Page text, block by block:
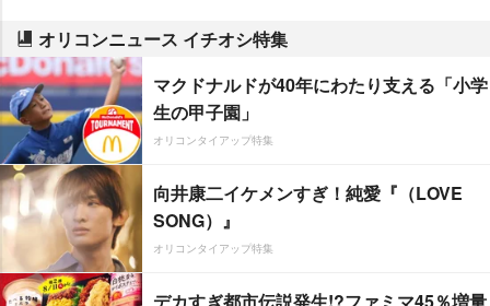
オリコンニュース イチオシ特集
マクドナルドが40年にわたり支える「小学
生の甲子園」
オリコンタイアップ特集
向井康二イケメンすぎ！純愛『（LOVE
SONG）』
オリコンタイアップ特集